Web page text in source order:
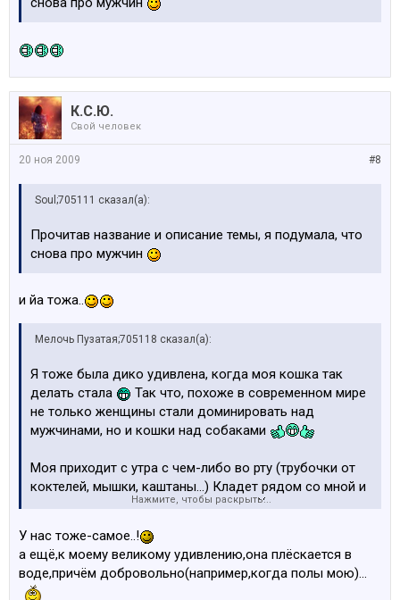
К.С.Ю.
Свой человек
#8
20 ноя 2009
Soul;705111 сказал(а):
Прочитав название и описание темы, я подумала, что
снова про мужчин
и йа тожа..
Мелочь Пузатая;705118 сказал(а):
Я тоже была дико удивлена, когда моя кошка так
делать стала
Так что, похоже в современном мире
не только женщины стали доминировать над
мужчинами, но и кошки над собаками
Моя приходит с утра с чем-либо во рту (трубочки от
коктелей, мышки, каштаны...) Кладет рядом со мной и
начинает мяукать, чтоб я ей кинула
Нажмите, чтобы раскрыть...
У нас тоже-самое..!
а ещё,к моему великому удивлению,она плёскается в
воде,причём добровольно(например,когда полы мою)...